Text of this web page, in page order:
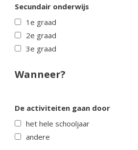
Secundair onderwijs
1e graad
2e graad
3e graad
Wanneer?
De activiteiten gaan door
het hele schooljaar
andere